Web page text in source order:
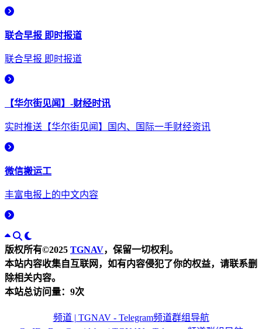
联合早报 即时报道
联合早报 即时报道
【华尔街见闻】-财经时讯
实时推送【华尔街见闻】国内、国际一手财经资讯
微信搬运工
丰富电报上的中文内容
版权所有©2025 TGNAV，保留一切权利。
本站内容收集自互联网，如有内容侵犯了你的权益，请联系删
除相关内容。
本站总访问量： 9次
频道 | TGNAV - Telegram频道群组导航